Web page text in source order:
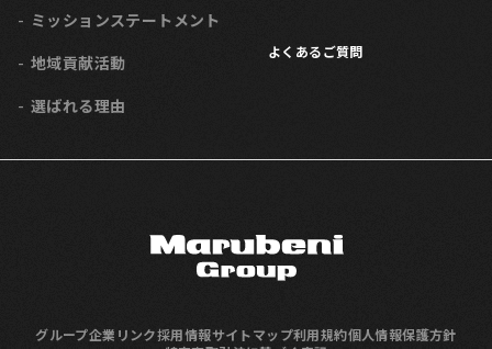
ミッションステートメント
地域貢献活動
選ばれる理由
よくあるご質問
グループ企業リンク採用情報サイトマップ利用規約個人情報保護方針